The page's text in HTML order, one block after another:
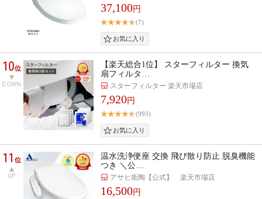
37,100円
(7)
10位
DOWN
【楽天総合1位】 スターフィルター 換気
扇フィルタ…
スターフィルター 楽天市場店
7,920円
(993)
11位
UP
温水洗浄便座 交換 飛び散り防止 脱臭機能
つき ＼公…
アサヒ衛陶【公式】 楽天市場店
16,500円